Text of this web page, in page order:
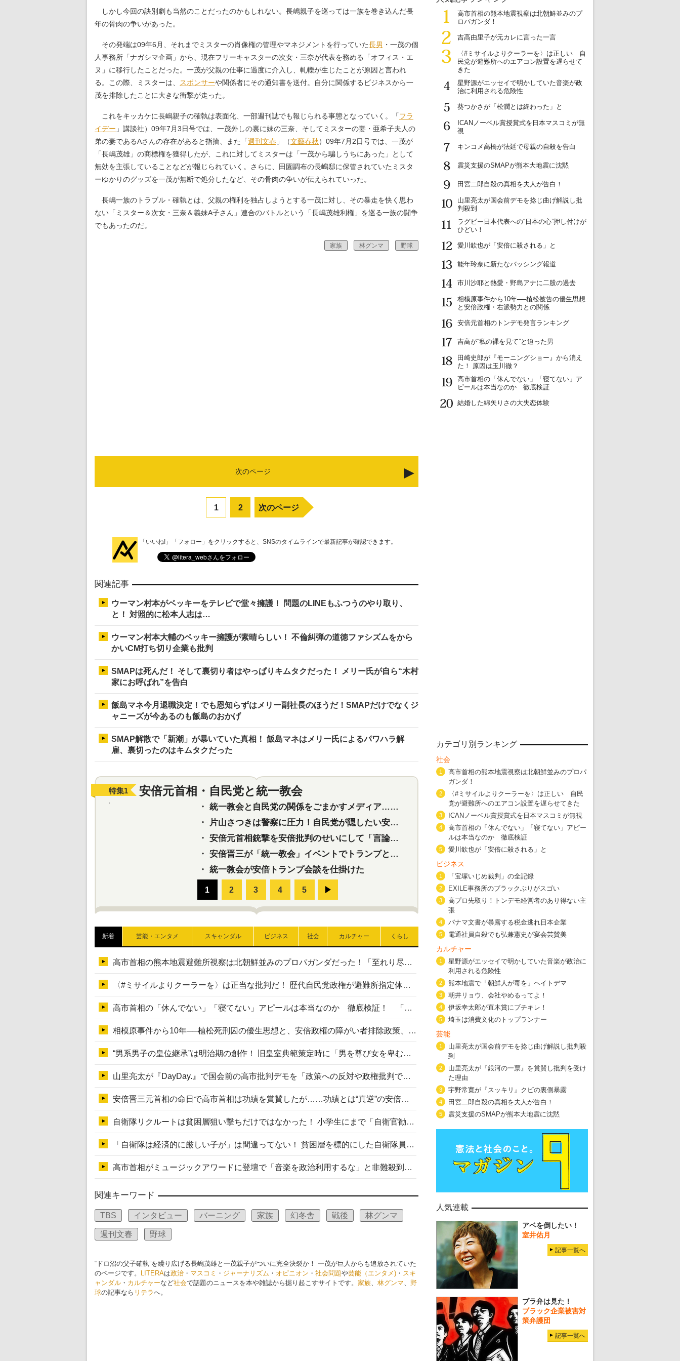
しかし今回の訣別劇も当然のことだったのかもしれない。長嶋親子を巡っては一族を巻き込んだ長
年の骨肉の争いがあった。
その発端は09年6月、それまでミスターの肖像権の管理やマネジメントを行っていた長男 ・一茂の個
人事務所「ナガシマ企画」から、現在フリーキャスターの次女・三奈が代表を務める「オフィス・エ
ヌ」に移行したことだった。一茂が父親の仕事に過度に介入し、軋轢が生じたことが原因と言われ
る。この際、ミスターは、
スポンサーや関係者にその通知書を送付。自分に関係するビジネスから一
茂を排除したことに大きな衝撃が走った。
これをキッカケに長嶋親子の確執は表面化、一部週刊誌でも報じられる事態となっていく。「フラ
イデー 」講談社）09年7月3日号では、一茂外しの裏に妹の三奈、そしてミスターの妻・亜希子夫人の
弟の妻であるAさんの存在があると指摘、また「週刊文春 」（文藝春秋）09年7月2日号では、一茂が
「長嶋茂雄」の商標権を獲得したが、これに対してミスターは「一茂から騙しうちにあった」として
無効を主張していることなどが報じられていく。さらに、田園調布の長嶋邸に保管されていたミスタ
ーゆかりのグッズを一茂が無断で処分したなど、その骨肉の争いが伝えられていった。
長嶋一族のトラブル・確執とは、父親の権利を独占しようとする一茂に対し、その暴走を快く思わ
ない「ミスター＆次女・三奈＆義妹A子さん」連合のバトルという「長嶋茂雄利権」を巡る一族の闘争
でもあったのだ。
家族 林グンマ 野球
次のページ
1 2 次のページ
「いいね!」「フォロー」をクリックすると、SNSのタイムラインで最新記事が確認できます。
関連記事
ウーマン村本がベッキーをテレビで堂々擁護！ 問題のLINEもふつうのやり取り、
と！ 対照的に松本人志は…
ウーマン村本大輔のベッキー擁護が素晴らしい！ 不倫糾弾の道徳ファシズムをから
かいCM打ち切り企業も批判
SMAPは死んだ！ そして裏切り者はやっぱりキムタクだった！ メリー氏が自ら“木村
家にお呼ばれ”を告白
飯島マネ今月退職決定！でも恩知らずはメリー副社長のほうだ！SMAPだけでなくジ
ャニーズが今あるのも飯島のおかげ
SMAP解散で「新潮」が暴いていた真相！ 飯島マネはメリー氏によるパワハラ解
雇、裏切ったのはキムタクだった
特集1 安倍元首相・自民党と統一教会
・ 統一教会と自民党の関係をごまかすメディア…民放は有田芳生に発言自粛を要求
・
片山さつきは警察に圧力！自民党が隠したい安倍元首相と統一教会の深い関係
・ 安倍元首相銃撃を安倍批判のせいにして「言論封殺」に利用する自民党応援団
・ 安倍晋三が「統一教会」イベントでトランプと演説！同性婚や夫婦別姓を攻撃
・ 統一教会が安倍トランプ会談を仕掛けた
特集2 東京五輪強行開催特別企画 大ウソだら
・ 五輪入場行進にすぎやまこういちの曲、杉田水脈の
大ウソだらけの東京五輪！ 安倍・菅・森はどんな嘘を
・
・ 五輪関係者が入国当日、築地を散歩！
新着 芸能・エンタメ スキャンダル ビジネス 社会 カルチャー くらし
高市首相の熊本地震避難所視察は北朝鮮並みのプロパガンダだった！「至れり尽くせり」の選ばれた避難所の一方で実態は…
〈#ミサイルよりクーラーを〉は正当な批判だ！ 歴代自民党政権が避難所指定体育館へのエアコン設置を遅らせてきた客観的事実
高市首相の「休んでない」「寝てない」アピールは本当なのか 徹底検証！ 「資料読み込み」「アイロンがけ」も矛盾だらけ…
相模原事件から10年──植松死刑囚の優生思想と、安倍政権の障がい者排除政策、右派勢力の差別主義との関係を改めて問う
“男系男子の皇位継承”は明治期の創作！ 旧皇室典範策定時に「男を尊び女を卑むの慣習、人民の脳髄」とトンデモ論で女性天皇を否定
山里亮太が『DayDay.』で国会前の高市批判デモを「政策への反対や政権批判でない」と捻じ曲げ解説 デモ参加者から批判殺到
安倍晋三元首相の命日で高市首相は功績を賞賛したが……功績とは“真逆”の安倍元首相のトンデモ発言を振り返る
自衛隊リクルートは貧困層狙い撃ちだけではなかった！ 小学生にまで「自衛官勧誘」目的のパンフレット作成
「自衛隊は経済的に厳しい子が」は間違ってない！ 貧困層を標的にした自衛隊員募集、やす子、山上被告も…日本でも進む“経済的徴兵制”
高市首相がミュージックアワードに登壇で「音楽を政治利用するな」と非難殺到！ MAJの国策的本質を批判する声も
関連キーワード
TBS インタビュー バーニング 家族 幻冬舎 戦後 林グンマ
週刊文春 野球
“ドロ沼の父子確執”を繰り広げる長嶋茂雄と一茂親子がついに完全決裂か！ 一茂が巨人からも追放されていた
のページです。
LITERAは政治 ・ マスコミ ・ ジャーナリズム ・ オピニオン ・ 社会問題や芸能（エンタメ) ・ スキ
ャンダル ・ カルチャーなど社会で話題のニュースを本や雑誌から掘り起こすサイトです。 家族、 林グンマ、 野
球の記事なら リテラへ。
1
高市首相の熊本地震視察は北朝鮮並みのプ
ロパガンダ！
2
吉高由里子が元カレに言った一言
3
〈#ミサイルよりクーラーを〉は正しい 自
民党が避難所へのエアコン設置を遅らせて
きた
4
星野源がエッセイで明かしていた音楽が政
治に利用される危険性
5
葵つかさが「松潤とは終わった」と
6
ICANノーベル賞授賞式を日本マスコミが無
視
7
キンコメ高橋が法廷で母親の自殺を告白
8
震災支援のSMAPが熊本大地震に沈黙
9
田宮二郎自殺の真相を夫人が告白！
10
山里亮太が国会前デモを捻じ曲げ解説し批
判殺到
11
ラグビー日本代表への“日本の心”押し付けが
ひどい！
12
愛川欽也が「安倍に殺される」と
13
能年玲奈に新たなバッシング報道
14
市川沙耶と熱愛・野島アナに二股の過去
15
相模原事件から10年──植松被告の優生思想
と安倍政権・右派勢力との関係
16
安倍元首相のトンデモ発言ランキング
17
吉高が“私の裸を見て”と迫った男
18
田崎史郎が『モーニングショー』から消え
た！ 原因は玉川徹？
19
高市首相の「休んでない」「寝てない」ア
ピールは本当なのか 徹底検証
20
結婚した綿矢りさの大失恋体験
カテゴリ別ランキング
社会
1
高市首相の熊本地震視察は北朝鮮並みのプロパ
ガンダ！
2
〈#ミサイルよりクーラーを〉は正しい 自民
党が避難所へのエアコン設置を遅らせてきた
3 ICANノーベル賞授賞式を日本マスコミが無視
4
高市首相の「休んでない」「寝てない」アピー
ルは本当なのか 徹底検証
5 愛川欽也が「安倍に殺される」と
ビジネス
1 「宝塚いじめ裁判」の全記録
2 EXILE事務所のブラックぶりがスゴい
3
高プロ先取り！トンデモ経営者のあり得ない主
張
4 パナマ文書が暴露する税金逃れ日本企業
5 電通社員自殺でも弘兼憲史が宴会芸賛美
カルチャー
1
星野源がエッセイで明かしていた音楽が政治に
利用される危険性
2 熊本地震で「朝鮮人が毒を」ヘイトデマ
3 朝井リョウ、会社やめるってよ！
4 伊坂幸太郎が直木賞にブチキレ！
5 埼玉は消費文化のトップランナー
芸能
1
山里亮太が国会前デモを捻じ曲げ解説し批判殺
到
2
山里亮太が『銀河の一票』を賞賛し批判を受け
た理由
3 宇野常寛が『スッキリ』クビの裏側暴露
4 田宮二郎自殺の真相を夫人が告白！
5 震災支援のSMAPが熊本大地震に沈黙
人気連載
アベを倒したい！
室井佑月
記事一覧へ
ブラ弁は見た！
ブラック企業被害対
策弁護団
記事一覧へ